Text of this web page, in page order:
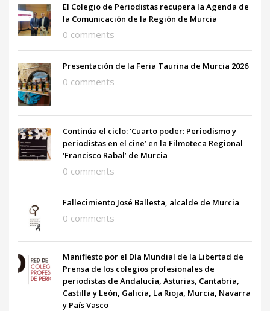
El Colegio de Periodistas recupera la Agenda de
la Comunicación de la Región de Murcia
0 comments
Presentación de la Feria Taurina de Murcia 2026
0 comments
Continúa el ciclo: ‘Cuarto poder: Periodismo y
periodistas en el cine’ en la Filmoteca Regional
‘Francisco Rabal’ de Murcia
0 comments
Fallecimiento José Ballesta, alcalde de Murcia
0 comments
Manifiesto por el Día Mundial de la Libertad de
Prensa de los colegios profesionales de
periodistas de Andalucía, Asturias, Cantabria,
Castilla y León, Galicia, La Rioja, Murcia, Navarra
y País Vasco